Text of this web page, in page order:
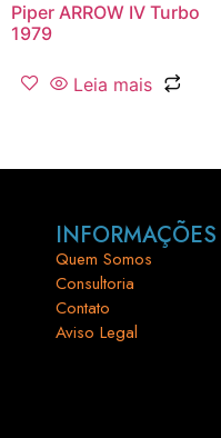
Piper ARROW IV Turbo
1979
Leia mais
Quem Somos
Consultoria
Contato
Aviso Legal